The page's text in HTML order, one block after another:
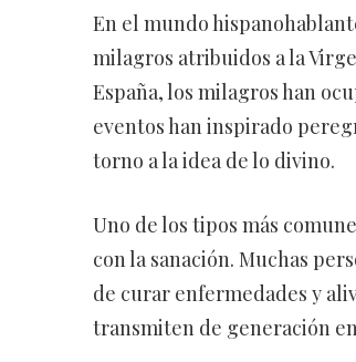
En el mundo
milagros atribuidos a la
España, los milagros han
eventos han inspirado
torno a la idea de lo divino.
Uno de los tipos más
con la sanación. Muchas
de curar enfermedades y
transmiten de generación